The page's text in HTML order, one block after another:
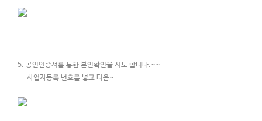
5. 공인인증서를 통한 본인확인을 시도 합니다.~~
사업자등록 번호를 넣고 다음~